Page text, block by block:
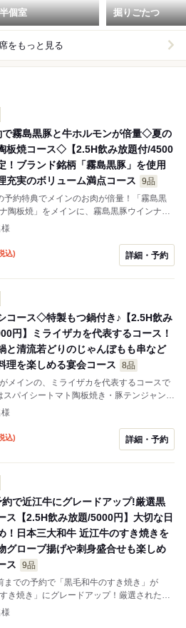
半個室 掘りごたつ
をもっと見る
で霧島黒豚と牛ホルモンが倍量◇夏の
板焼コース◇【2.5H飲み放題付/4500
！ブランド銘柄「霧島黒豚」を使用
充実のボリューム満点コース
9品
予約特典でメインのお肉が倍量！「霧島黒
陶板焼」をメインに、霧島黒豚ウインナー
き、九州三元豚ローストポークなど、ボリ
パイシートマト陶板に変更できます。変更
備考欄にお願いします。記載ない場合は「霧
込) 詳細・予約
コース◇特製もつ鍋付き♪【2.5H飲み
円】ミライザカを代表するコース！
と清流若どりのじゃんぼもも串など
理を楽しめる宴会コース
8品
メインの、ミライザカを代表するコースで
スパイシートマト陶板焼き・豚テンジャンチ
能！変更ご希望あれば備考に記載お願いい
込) 詳細・予約
で近江牛にグレードアップ!厳選黒
ス【2.5H飲み放題/5000円】大切な日
！日本三大和牛 近江牛のすき焼きを
グローブ揚げや刺身盛合せも楽しめ
ス
9品
までの予約で「黒毛和牛のすき焼き」が
すき焼き」にグレードアップ！厳選された近
使ったすき焼き鍋、お刺身の盛合せ、豚角